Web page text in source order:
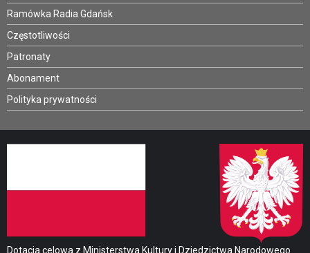
Ramówka Radia Gdańsk
Częstotliwości
Patronaty
Abonament
Polityka prywatności
Dotacja celowa z Ministerstwa Kultury i Dziedzictwa Narodowego